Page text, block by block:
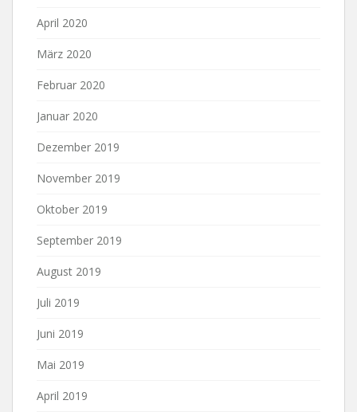
April 2020
März 2020
Februar 2020
Januar 2020
Dezember 2019
November 2019
Oktober 2019
September 2019
August 2019
Juli 2019
Juni 2019
Mai 2019
April 2019